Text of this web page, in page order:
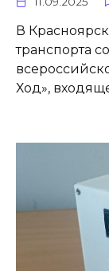
В
транспорта
Ход»,